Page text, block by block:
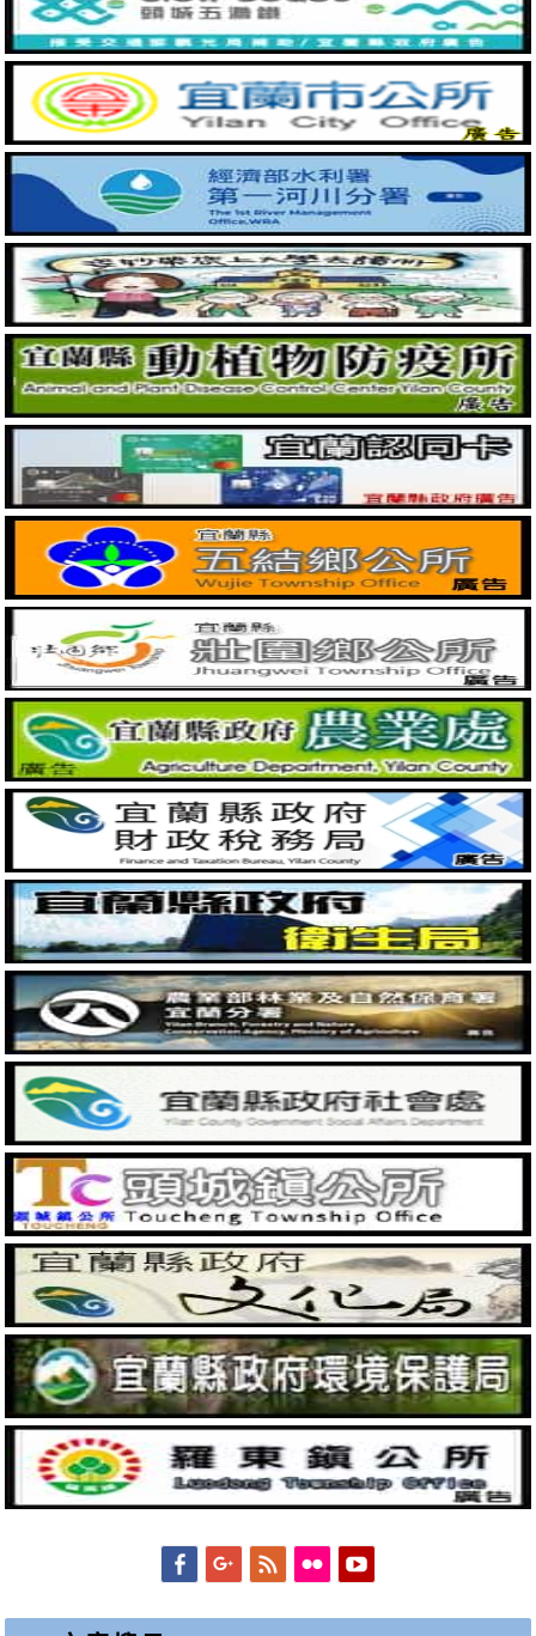
FacebookGoogleplus
Feed Flickr